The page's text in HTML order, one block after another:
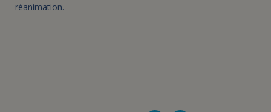
réanimation.